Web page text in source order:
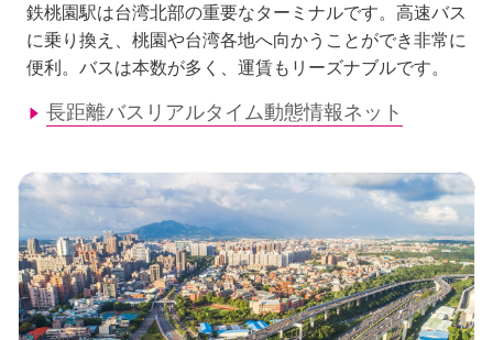
鉄桃園駅は台湾北部の重要なターミナルです。高速バス
に乗り換え、桃園や台湾各地へ向かうことができ非常に
便利。バスは本数が多く、運賃もリーズナブルです。
長距離バスリアルタイム動態情報ネット